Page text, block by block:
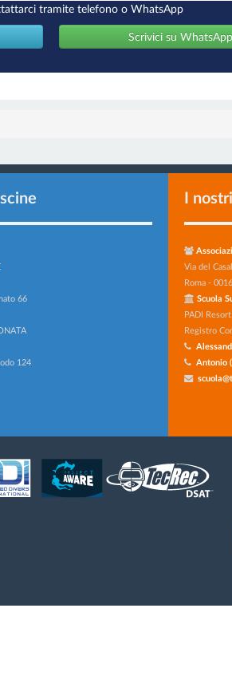
tramite telefono o WhatsApp
Scrivici su WhatsApp
66
124
I
Via del
Roma -
Scuola
PADI
Registro
Antonio